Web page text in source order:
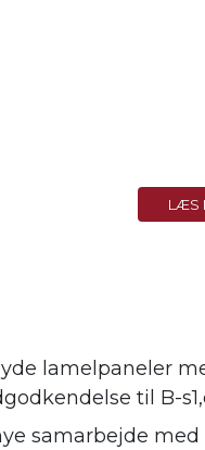
LÆS
lamelpaneler
til B-
samarbejde